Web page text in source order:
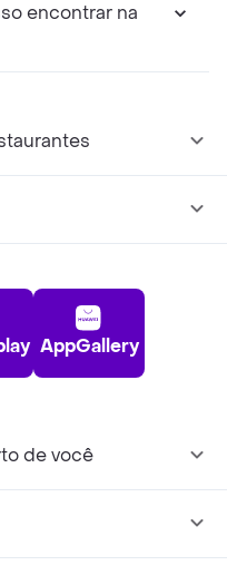
encontrar na
AppGallery
de você